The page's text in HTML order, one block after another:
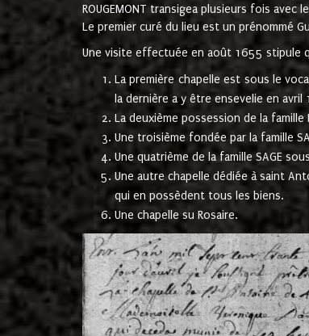
ROUGEMONT transigea plusieurs fois
Le premier curé du lieu est un prénommé
Une visite effectuée en août 1655 stipule
La première chapelle est sous le
la dernière a y être ensevelie en avril
La deuxième possession de la
Une troisième fondée par la famille
Une quatrième de la famille SAGE
Une autre chapelle dédiée à saint
qui en possèdent tous les biens.
Une chapelle su Rosaire.